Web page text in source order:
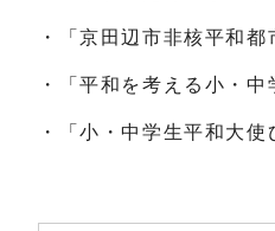
・「京田辺市非核平和
・「平和を考える小・
・「小・中学生平和大